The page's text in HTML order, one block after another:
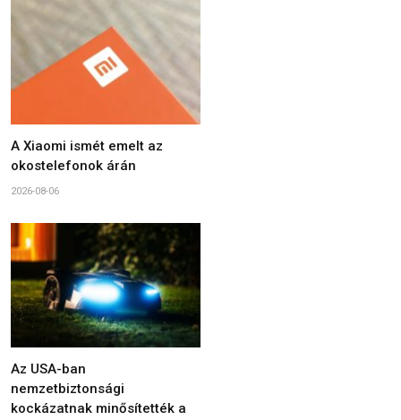
A Xiaomi ismét emelt az
okostelefonok árán
2026-08-06
Az USA-ban
nemzetbiztonsági
kockázatnak minősítették a